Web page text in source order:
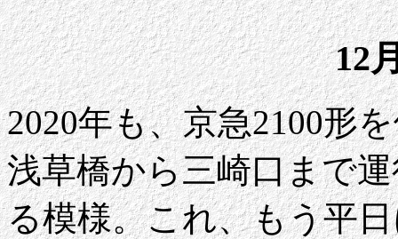
12
2020年も、京急2100形
浅草橋から三崎口まで
る模様。これ、もう平